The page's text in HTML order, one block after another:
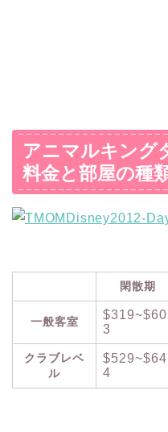
アニマルキング
料金と部屋の種
閑散期
一般客室
$319~$60
3
クラブレベ
ル
$529~$64
4